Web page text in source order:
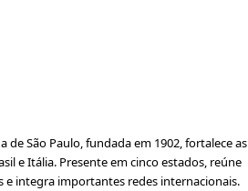
de São Paulo, fundada em 1902, fortalece as
e Itália. Presente em cinco estados, reúne
e integra importantes redes internacionais.